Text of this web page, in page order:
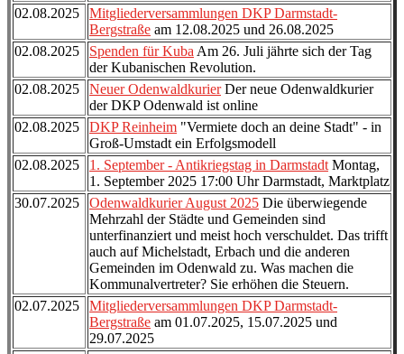
02.08.2025
Mitgliederversammlungen DKP Darmstadt-
Bergstraße am 12.08.2025 und 26.08.2025
02.08.2025
Spenden für Kuba Am 26. Juli jährte sich der Tag
der Kubanischen Revolution.
02.08.2025
Neuer OdenwaldkurierDer neue Odenwaldkurier
der DKP Odenwald ist online
02.08.2025
DKP Reinheim "Vermiete doch an deine Stadt" - in
Groß-Umstadt ein Erfolgsmodell
02.08.2025
1. September - Antikriegstag in Darmstadt Montag,
1. September 2025 17:00 Uhr Darmstadt, Marktplatz
30.07.2025
Odenwaldkurier August 2025 Die überwiegende
Mehrzahl der Städte und Gemeinden sind
unterfinanziert und meist hoch verschuldet. Das trifft
auch auf Michelstadt, Erbach und die anderen
Gemeinden im Odenwald zu. Was machen die
Kommunalvertreter? Sie erhöhen die Steuern.
02.07.2025
Mitgliederversammlungen DKP Darmstadt-
Bergstraße am 01.07.2025, 15.07.2025 und
29.07.2025